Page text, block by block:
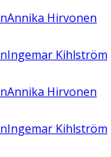
Annika Hirvonen
Ingemar Kihlström
Annika Hirvonen
Ingemar Kihlström